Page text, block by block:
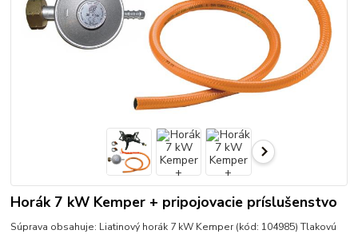
Horák 7 kW Kemper + pripojovacie príslušenstvo
Súprava obsahuje: Liatinový horák 7 kW Kemper (kód: 104985) Tlakovú